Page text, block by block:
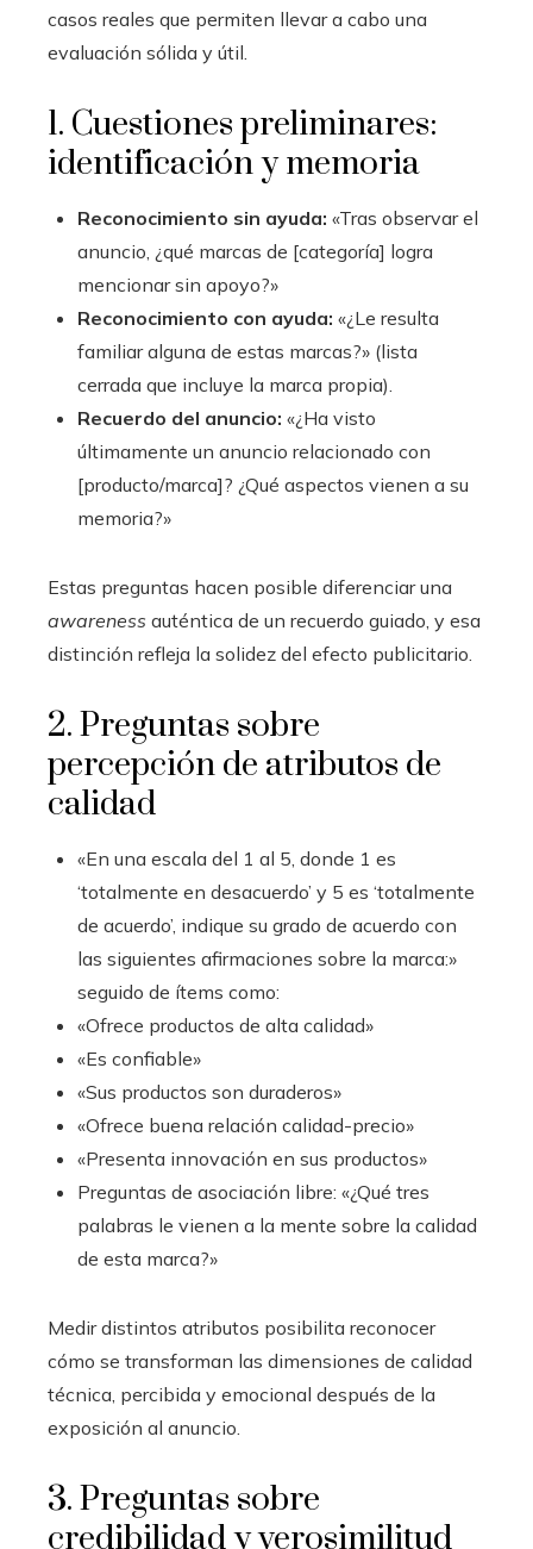
casos reales que permiten llevar a cabo una
evaluación sólida y útil.
1. Cuestiones preliminares:
identificación y memoria
Reconocimiento sin ayuda: «Tras observar el
anuncio, ¿qué marcas de [categoría] logra
mencionar sin apoyo?»
Reconocimiento con ayuda: «¿Le resulta
familiar alguna de estas marcas?» (lista
cerrada que incluye la marca propia).
Recuerdo del anuncio: «¿Ha visto
últimamente un anuncio relacionado con
[producto/marca]? ¿Qué aspectos vienen a su
memoria?»
Estas preguntas hacen posible diferenciar una
awareness auténtica de un recuerdo guiado, y esa
distinción refleja la solidez del efecto publicitario.
2. Preguntas sobre
percepción de atributos de
calidad
«En una escala del 1 al 5, donde 1 es
‘totalmente en desacuerdo’ y 5 es ‘totalmente
de acuerdo’, indique su grado de acuerdo con
las siguientes afirmaciones sobre la marca:»
seguido de ítems como:
«Ofrece productos de alta calidad»
«Es confiable»
«Sus productos son duraderos»
«Ofrece buena relación calidad-precio»
«Presenta innovación en sus productos»
Preguntas de asociación libre: «¿Qué tres
palabras le vienen a la mente sobre la calidad
de esta marca?»
Medir distintos atributos posibilita reconocer
cómo se transforman las dimensiones de calidad
técnica, percibida y emocional después de la
exposición al anuncio.
3. Preguntas sobre
credibilidad y verosimilitud